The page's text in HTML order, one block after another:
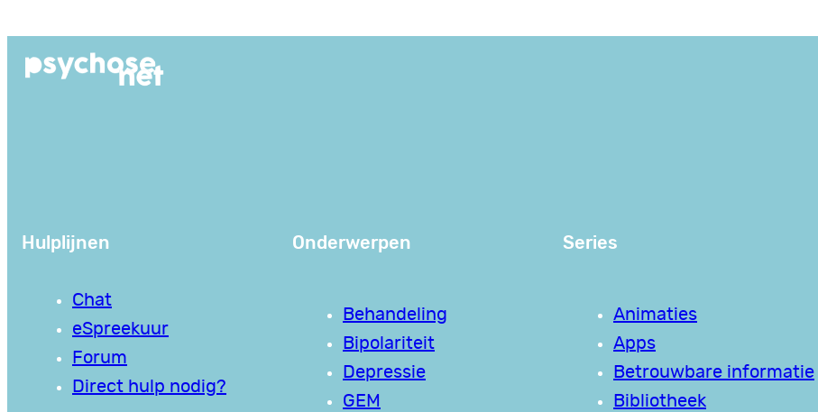
de
Hulplijnen
Chat
eSpreekuur
Forum
Direct hulp nodig?
Onderwerpen
Behandeling
Bipolariteit
Depressie
GEM
Series
Animaties
Apps
Betrouwbare informatie
Bibliotheek